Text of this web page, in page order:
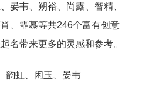
晏韦、朔裕、尚露、智精、
、霏慕等共246个富有创意
名带来更多的灵感和参考。
韵虹、闲玉、晏韦